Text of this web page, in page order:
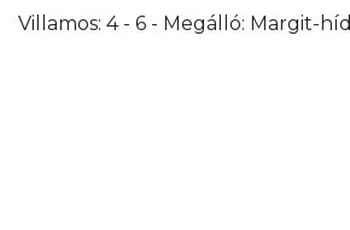
Villamos: 4 - 6 - Megálló: Margit-híd